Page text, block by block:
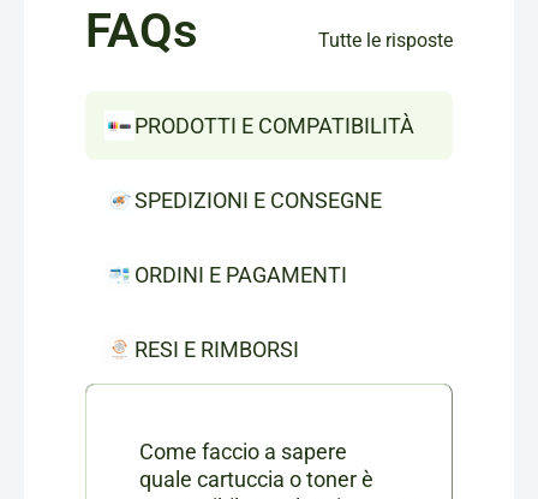
FAQs Tutte le risposte
PRODOTTI E COMPATIBILITÀ
SPEDIZIONI E CONSEGNE
ORDINI E PAGAMENTI
RESI E RIMBORSI
Come faccio a sapere
quale cartuccia o toner è